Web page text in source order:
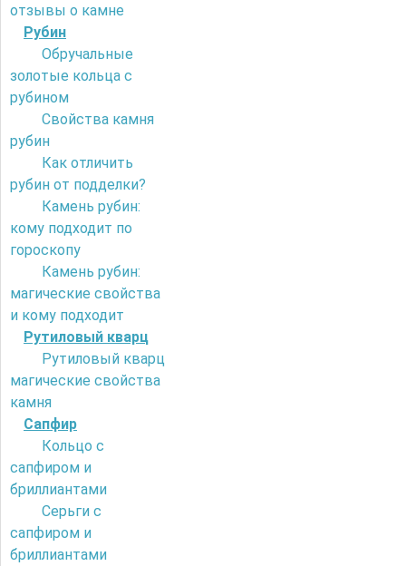
отзывы о камне
Рубин
Обручальные
золотые кольца с
рубином
Свойства камня
рубин
Как отличить
рубин от подделки?
Камень рубин:
кому подходит по
гороскопу
Камень рубин:
магические свойства
и кому подходит
Рутиловый кварц
Рутиловый кварц
магические свойства
камня
Сапфир
Кольцо с
сапфиром и
бриллиантами
Серьги с
сапфиром и
бриллиантами